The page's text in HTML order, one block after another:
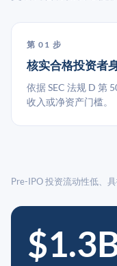
第 01 步
核实合格投资者
依据 SEC 法规 D 第
收入或净资产门槛。
Pre-IPO 投资流动性低、